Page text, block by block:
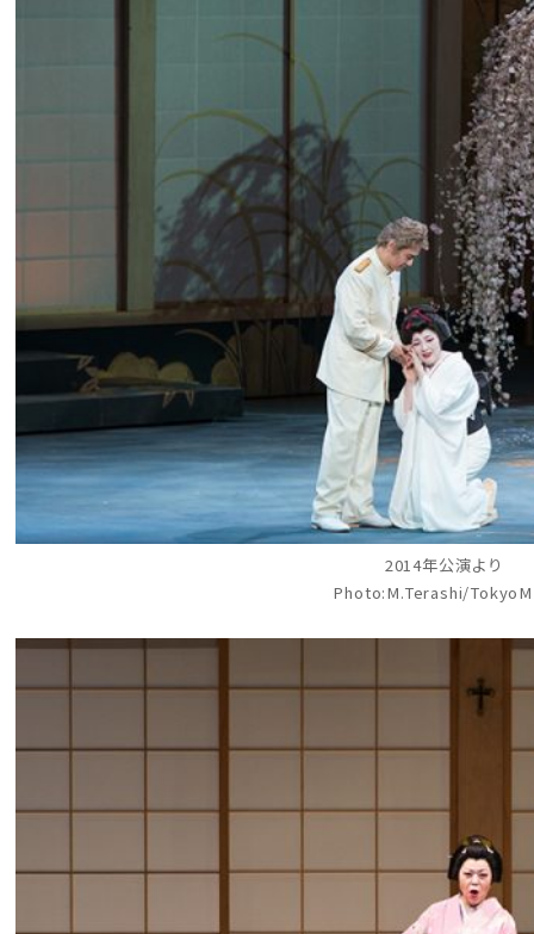
2014年公演より
Photo:M.Terashi/